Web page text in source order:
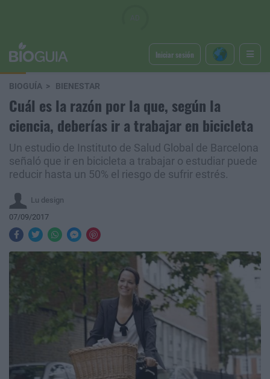
Iniciar sesión
BIOGUÍA BIENESTAR
Cuál es la razón por la que, según la
ciencia, deberías ir a trabajar en bicicleta
Un estudio de Instituto de Salud Global de Barcelona
señaló que ir en bicicleta a trabajar o estudiar puede
reducir hasta un 50% el riesgo de sufrir estrés.
Lu design
07/09/2017